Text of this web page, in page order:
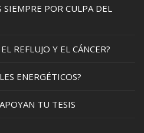
SIEMPRE POR CULPA DEL
REFLUJO Y EL CÁNCER?
ENERGÉTICOS?
TU TESIS